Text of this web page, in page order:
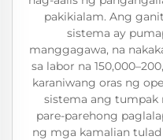
pakikialam. Ang
sistema ay
manggagawa, na
sa labor na
karaniwang oras ng
sistema ang tumpak
pare-parehong
ng mga kamalian